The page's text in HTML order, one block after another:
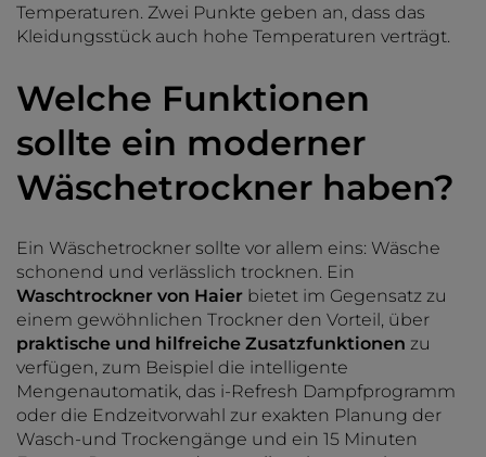
Temperaturen. Zwei Punkte geben an, dass das
Kleidungsstück auch hohe Temperaturen verträgt.
Welche Funktionen
sollte ein moderner
Wäschetrockner haben?
Ein Wäschetrockner sollte vor allem eins: Wäsche
schonend und verlässlich trocknen. Ein
Waschtrockner von Haier bietet im Gegensatz zu
einem gewöhnlichen Trockner den Vorteil, über
praktische und hilfreiche Zusatzfunktionen zu
verfügen, zum Beispiel die intelligente
Mengenautomatik, das i-Refresh Dampfprogramm
oder die Endzeitvorwahl zur exakten Planung der
Wasch-und Trockengänge und ein 15 Minuten